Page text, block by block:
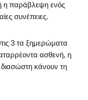
η παράβλεψη ενός
συνέπειες.
3 τα ξημερώματα
ασθενή, η
διασώστη κάνουν τη